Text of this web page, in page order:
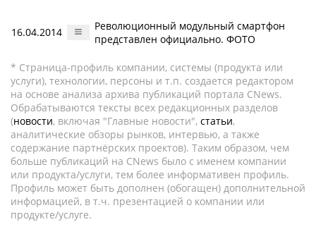
16.04.2014
Революционный модульный смартфон
представлен официально. ФОТО
* Страница-профиль компании, системы (продукта или
услуги), технологии, персоны и т.п. создается редактором
на основе анализа архива публикаций портала CNews.
Обрабатываются тексты всех редакционных разделов
(новости, включая "Главные новости", статьи,
аналитические обзоры рынков, интервью, а также
содержание партнёрских проектов). Таким образом, чем
больше публикаций на CNews было с именем компании
или продукта/услуги, тем более информативен профиль.
Профиль может быть дополнен (обогащен) дополнительной
информацией, в т.ч. презентацией о компании или
продукте/услуге.